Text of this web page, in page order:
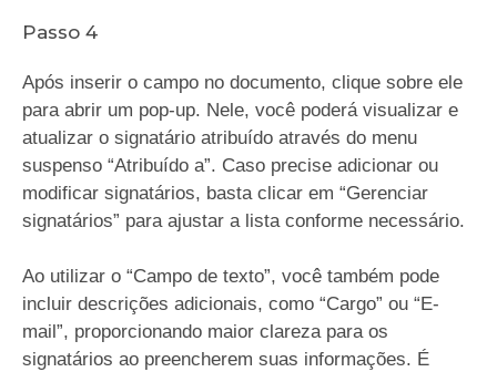
Passo 4
Após inserir o campo no documento, clique sobre ele
para abrir um pop-up. Nele, você poderá visualizar e
atualizar o signatário atribuído através do menu
suspenso “Atribuído a”. Caso precise adicionar ou
modificar signatários, basta clicar em “Gerenciar
signatários” para ajustar a lista conforme necessário.
Ao utilizar o “Campo de texto”, você também pode
incluir descrições adicionais, como “Cargo” ou “E-
mail”, proporcionando maior clareza para os
signatários ao preencherem suas informações. É